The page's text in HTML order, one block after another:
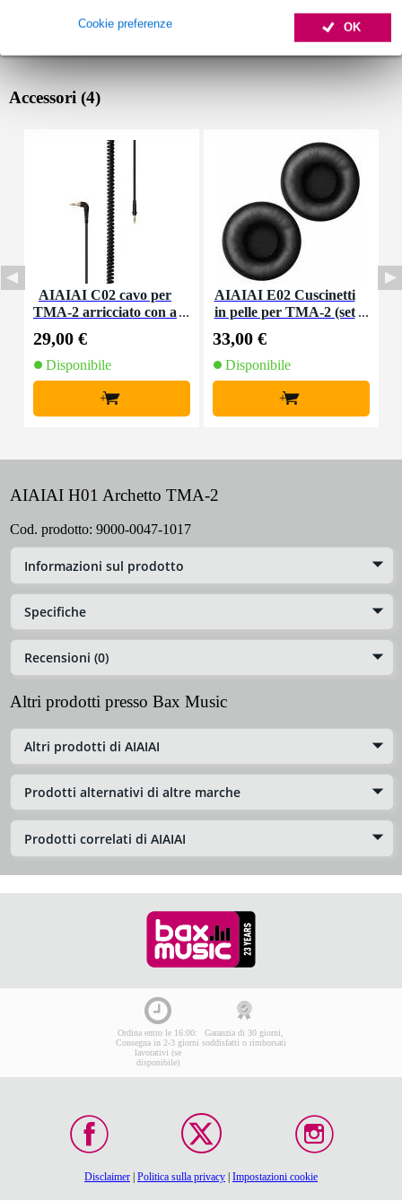
OK
Cookie preferenze
Accessori (4)
AIAIAI C02 cavo per
TMA-2 arricciato con a
29,00 €
Disponibile
+
AIAIAI E02 Cuscinetti
in pelle per TMA-2 (set
33,00 €
Disponibile
+
AIAIAI H01 Archetto TMA-2
Cod. prodotto: 9000-0047-1017
Informazioni sul prodotto
Specifiche
Recensioni (0)
Altri prodotti presso Bax Music
Altri prodotti di AIAIAI
Prodotti alternativi di altre marche
Prodotti correlati di AIAIAI
Ordina entro le 16:00:
Consegna in 2-3 giorni
lavorativi (se
disponibile)
Garanzia di 30 giorni,
soddisfatti o rimborsati
Disclaimer | Politica sulla privacy | Impostazioni cookie